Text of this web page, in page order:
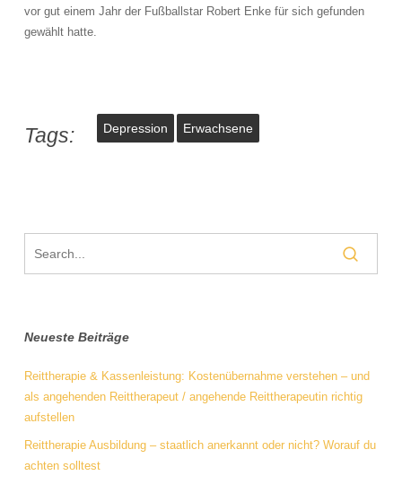
vor gut einem Jahr der Fußballstar Robert Enke für sich gefunden
gewählt hatte.
Tags: Depression Erwachsene
Neueste Beiträge
Reittherapie & Kassenleistung: Kostenübernahme verstehen – und
als angehenden Reittherapeut / angehende Reittherapeutin richtig
aufstellen
Reittherapie Ausbildung – staatlich anerkannt oder nicht? Worauf du
achten solltest